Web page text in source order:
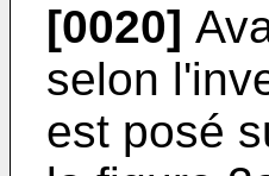
[0020]
selon
est posé